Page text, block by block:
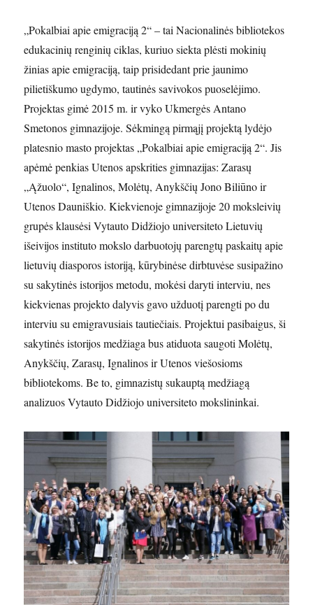
„Pokalbiai apie emigraciją 2“ – tai Nacionalinės bibliotekos
edukacinių renginių ciklas, kuriuo siekta plėsti mokinių
žinias apie emigraciją, taip prisidedant prie jaunimo
pilietiškumo ugdymo, tautinės savivokos puoselėjimo.
Projektas gimė 2015 m. ir vyko Ukmergės Antano
Smetonos gimnazijoje. Sėkmingą pirmąjį projektą lydėjo
platesnio masto projektas „Pokalbiai apie emigraciją 2“. Jis
apėmė penkias Utenos apskrities gimnazijas: Zarasų
„Ąžuolo“, Ignalinos, Molėtų, Anykščių Jono Biliūno ir
Utenos Dauniškio. Kiekvienoje gimnazijoje 20 moksleivių
grupės klausėsi Vytauto Didžiojo universiteto Lietuvių
išeivijos instituto mokslo darbuotojų parengtų paskaitų apie
lietuvių diasporos istoriją, kūrybinėse dirbtuvėse susipažino
su sakytinės istorijos metodu, mokėsi daryti interviu, nes
kiekvienas projekto dalyvis gavo užduotį parengti po du
interviu su emigravusiais tautiečiais. Projektui pasibaigus, ši
sakytinės istorijos medžiaga bus atiduota saugoti Molėtų,
Anykščių, Zarasų, Ignalinos ir Utenos viešosioms
bibliotekoms. Be to, gimnazistų sukauptą medžiagą
analizuos Vytauto Didžiojo universiteto mokslininkai.